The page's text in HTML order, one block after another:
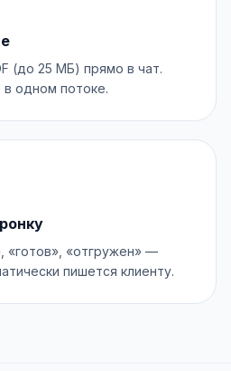
(до 25 МБ) прямо в чат.
одном потоке.
«готов», «отгружен» —
пишется клиенту.